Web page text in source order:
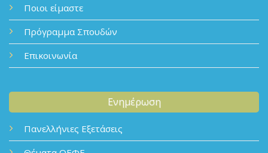
Ποιοι είμαστε
Πρόγραμμα Σπουδών
Επικοινωνία
Ενημέρωση
Πανελλήνιες Εξετάσεις